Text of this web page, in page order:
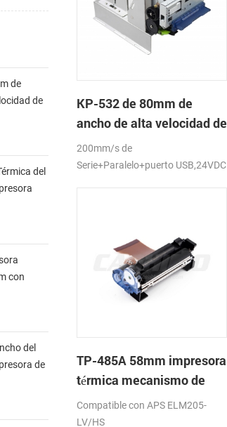
KP-532 de 80mm de
ancho de alta velocidad de
la impresora térmica del
quiosco
200mm/s de
Serie+Paralelo+puerto USB,24VDC
TP-485A 58mm impresora
térmica mecanismo de
Compatible con APS ELM205-
LV/HS
de
de
del
del
con
del
de